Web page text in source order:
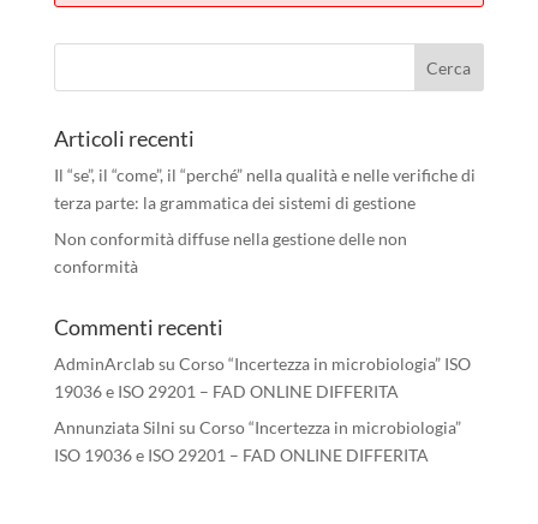
Articoli recenti
Il “se”, il “come”, il “perché” nella qualità e nelle verifiche di
terza parte: la grammatica dei sistemi di gestione
Non conformità diffuse nella gestione delle non
conformità
Commenti recenti
AdminArclabsu Corso “Incertezza in microbiologia” ISO
19036 e ISO 29201 – FAD ONLINE DIFFERITA
Annunziata Silni su Corso “Incertezza in microbiologia”
ISO 19036 e ISO 29201 – FAD ONLINE DIFFERITA